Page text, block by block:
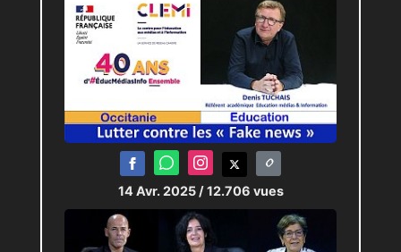
14 Avr. 2025 / 12.706 vues